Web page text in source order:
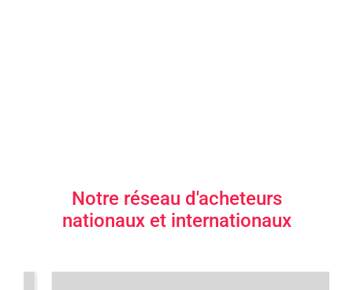
Notre réseau d'acheteurs
nationaux et internationaux